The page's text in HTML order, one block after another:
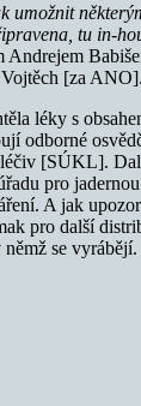
umožnit
tu in-
Andrejem
[za ANO].
léky s
odborné
[SÚKL].
pro
A jak
pro další
se vyrábějí.